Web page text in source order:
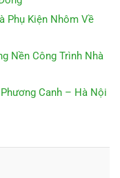
Phụ Kiện Nhôm Về
Nền Công Trình Nhà
Canh – Hà Nội